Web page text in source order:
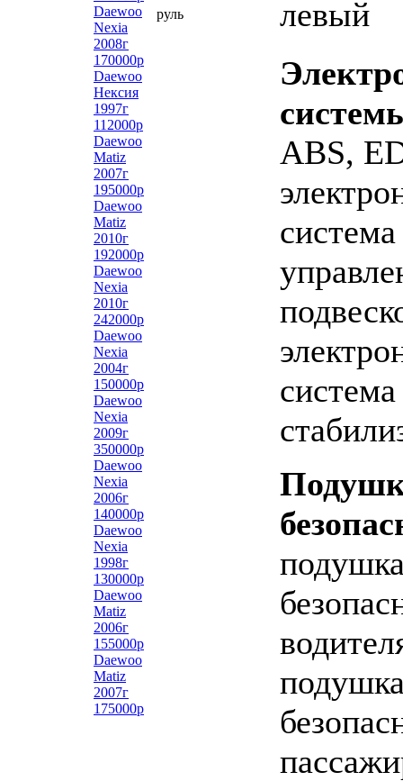
Daewoo
Nexia
2008г
170000р
Daewoo
Нексия
1997г
112000р
Daewoo
Matiz
2007г
195000р
Daewoo
Matiz
2010г
192000р
Daewoo
Nexia
2010г
242000р
Daewoo
Nexia
2004г
150000р
Daewoo
Nexia
2009г
350000р
Daewoo
Nexia
2006г
140000р
Daewoo
Nexia
1998г
130000р
Daewoo
Matiz
2006г
155000р
Daewoo
Matiz
2007г
175000р
руль левый
ABS,
система
система